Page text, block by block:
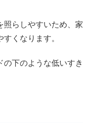
照らしやすいため、家
くなります。
の下のような低いすき